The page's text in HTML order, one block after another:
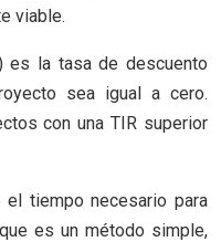
viable.
es la tasa de descuento
sea igual a cero.
con una TIR superior
tiempo necesario para
es un método simple,